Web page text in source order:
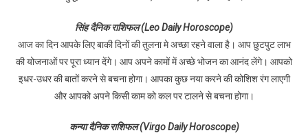
सिंह दैनिक राशिफल (Leo Daily Horoscope)
आज का दिन आपके लिए बाकी दिनों की तुलना मे अच्छा रहने वाला है। आप छुटपुट लाभ
की योजनाओं पर पूरा ध्यान देंगे। आप अपने कामों में अच्छे भोजन का आनंद लेंगे। आपको
इधर-उधर की बातों करने से बचना होगा। आपका कुछ नया करने की कोशिश रंग लाएगी
और आपको अपने किसी काम को कल पर टालने से बचना होगा।
कन्या दैनिक राशिफल (Virgo Daily Horoscope)